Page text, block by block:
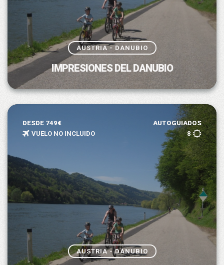
AUSTRIA - DANUBIO
IMPRESIONES DEL DANUBIO
DESDE 749€
AUTOGUIADOS
VUELO NO INCLUIDO
8
AUSTRIA - DANUBIO